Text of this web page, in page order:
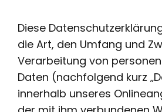
Diese
die Art, den Umfang und
Verarbeitung von
Daten (nachfolgend kurz
innerhalb unseres